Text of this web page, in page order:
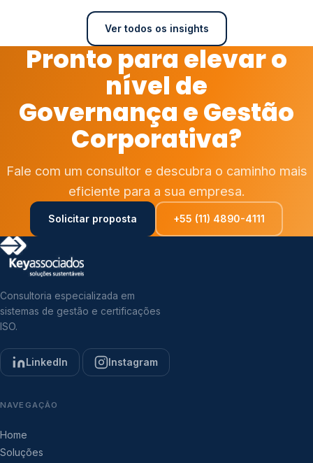
Ver todos os insights
Pronto para elevar o
nível de
Governança e Gestão
Corporativa?
Fale com um consultor e descubra o caminho mais
eficiente para a sua empresa.
Solicitar proposta +55 (11) 4890-4111
Consultoria especializada em
sistemas de gestão e certificações
ISO.
LinkedIn Instagram
NAVEGAÇÃO
Home
Soluções